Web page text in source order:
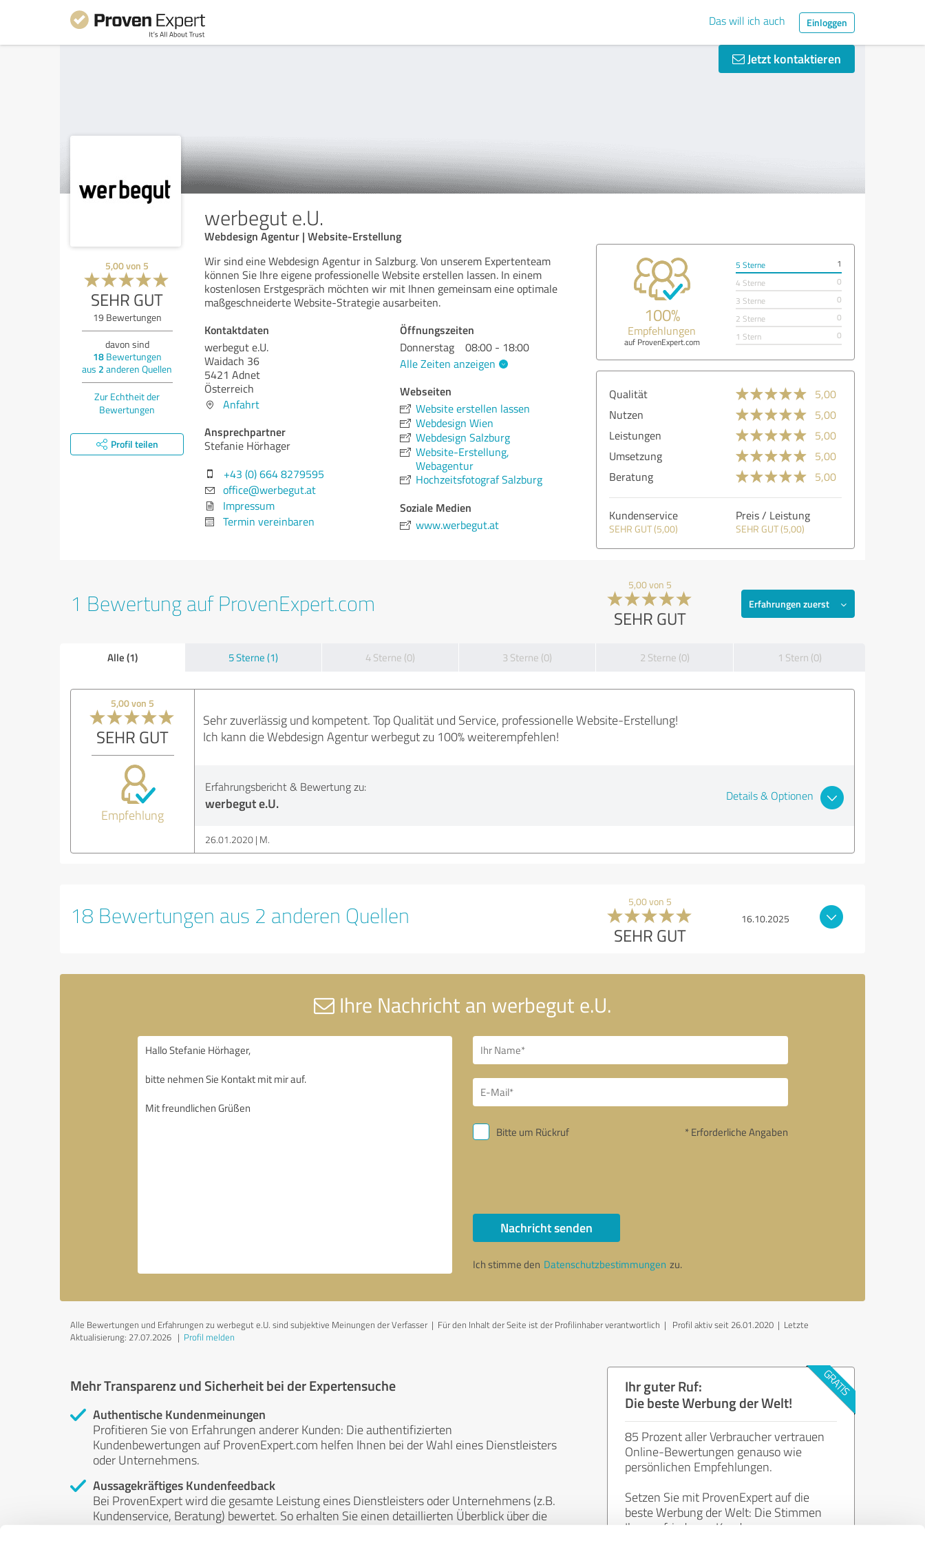
Das will ich auch Einloggen
Jetzt kontaktieren
werbegut e.U.
Webdesign Agentur | Website-Erstellung
5,00von 5
SEHR GUT
19 Bewertungen
davon sind
18Bewertungen
aus 2 anderen Quellen
Zur Echtheit der
Bewertungen
Profil teilen
Wir sind eine Webdesign Agentur in Salzburg. Von unserem Expertenteam
können Sie Ihre eigene professionelle Website erstellen lassen. In einem
kostenlosen Erstgespräch möchten wir mit Ihnen gemeinsam eine optimale
maßgeschneiderte Website-Strategie ausarbeiten.
Kontaktdaten
werbegut e.U.
Waidach 36
5421 Adnet
Österreich
Anfahrt
Ansprechpartner
Stefanie Hörhager
+43 (0) 664 8279595
office@werbegut.at
Impressum
Termin vereinbaren
Öffnungszeiten
Donnerstag
08:00 - 18:00
Alle Zeiten anzeigen
Webseiten
Website erstellen lassen
Webdesign Wien
Webdesign Salzburg
Website-Erstellung,
Webagentur
Hochzeitsfotograf Salzburg
Soziale Medien
www.werbegut.at
100%
Empfehlungen
auf ProvenExpert.com
5 Sterne
1
4 Sterne
0
3 Sterne
0
2 Sterne
0
1 Stern
0
Qualität
5,00
Nutzen
5,00
Leistungen
5,00
Umsetzung
5,00
Beratung
5,00
Kundenservice
SEHR GUT (5,00)
Preis / Leistung
SEHR GUT (5,00)
1 Bewertung auf ProvenExpert.com
5,00 von 5
SEHR GUT
Erfahrungen zuerst
Alle (1) 5 Sterne (1) 4 Sterne (0) 3 Sterne (0) 2 Sterne (0) 1 Stern (0)
5,00 von 5
SEHR GUT
Empfehlung
Sehr zuverlässig und kompetent. Top Qualität und Service, professionelle Website-Erstellung!
Ich kann die Webdesign Agentur werbegut zu 100% weiterempfehlen!
Erfahrungsbericht & Bewertung zu:
werbegut e.U. Details & Optionen
26.01.2020 M.
18 Bewertungen aus 2 anderen Quellen 5,00 von 5
SEHR GUT
16.10.2025
Ihre Nachricht an werbegut e.U.
Bitte um Rückruf * Erforderliche Angaben
Nachricht senden
Ich stimme den Datenschutzbestimmungen zu.
Alle Bewertungen und Erfahrungen zu werbegut e.U. sind subjektive Meinungen der Verfasser | Für den Inhalt der Seite ist der Profilinhaber verantwortlich | Profil aktiv seit 26.01.2020 | Letzte
Aktualisierung: 27.07.2026 | Profil melden
Mehr Transparenz und Sicherheit bei der Expertensuche
Authentische Kundenmeinungen
Profitieren Sie von Erfahrungen anderer Kunden: Die authentifizierten
Kundenbewertungen auf ProvenExpert.com helfen Ihnen bei der Wahl eines Dienstleisters
oder Unternehmens.
Aussagekräftiges Kundenfeedback
Bei ProvenExpert wird die gesamte Leistung eines Dienstleisters oder Unternehmens (z.B.
Kundenservice, Beratung) bewertet. So erhalten Sie einen detaillierten Überblick über die
Ihr guter Ruf:
Die beste Werbung der Welt!
85 Prozent aller Verbraucher vertrauen
Online-Bewertungen genauso wie
persönlichen Empfehlungen.
Setzen Sie mit ProvenExpert auf die
beste Werbung der Welt: Die Stimmen
Ihrer zufriedenen Kunden.